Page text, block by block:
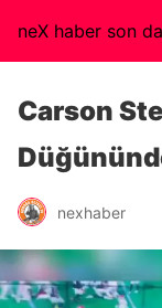
neX haber son
Carson
nexhaber